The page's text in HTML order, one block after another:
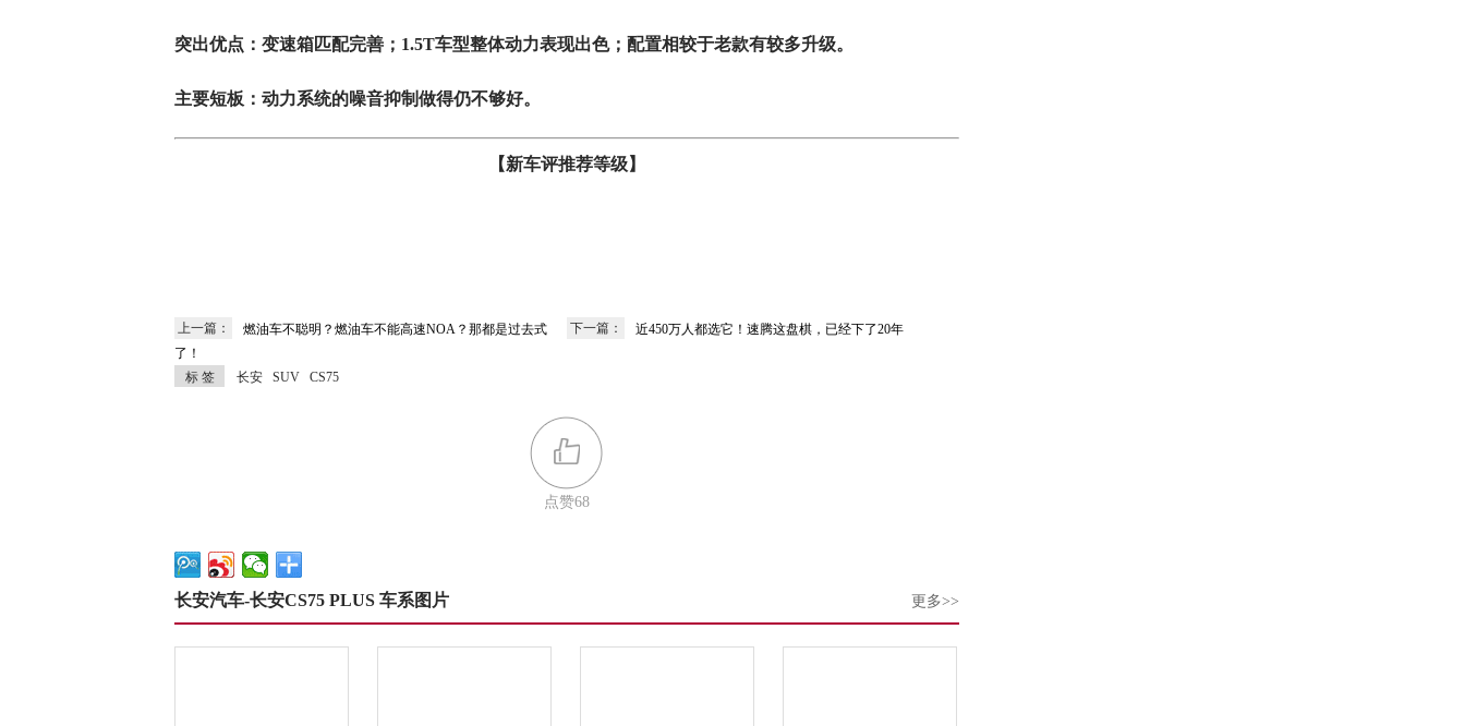
突出优点：变速箱匹配完善；1.5T车型整体动力表现出色；配置相较于老款有较多升级。
主要短板：动力系统的噪音抑制做得仍不够好。
【新车评推荐等级】
上一篇：
燃油车不聪明？燃油车不能高速NOA？那都是过去式
了！
下一篇： 近450万人都选它！速腾这盘棋，已经下了20年
标 签 长安 SUV CS75
点赞68
更多>>
长安汽车-长安CS75 PLUS 车系图片